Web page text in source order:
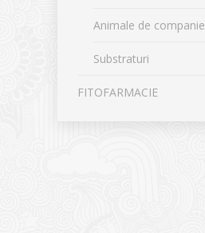
Animale de companie
Substraturi
FITOFARMACIE